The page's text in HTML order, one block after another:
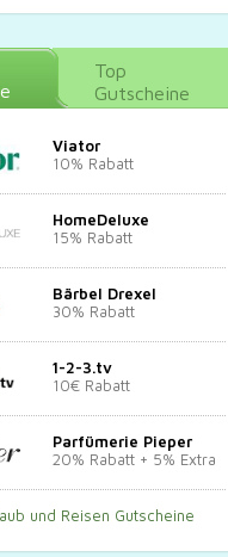
Top
Gutscheine
Viator
10% Rabatt
HomeDeluxe
15% Rabatt
Bärbel Drexel
30% Rabatt
1-2-3.tv
10€ Rabatt
Parfümerie Pieper
20% Rabatt + 5% Extra
und Reisen Gutscheine